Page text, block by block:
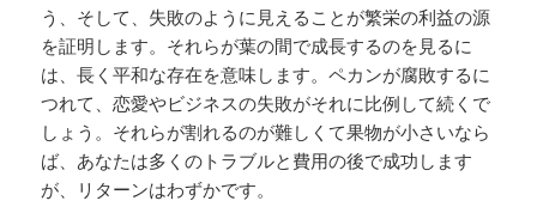
う、そして、失敗のように見えることが繁栄の利益の源
を証明します。それらが葉の間で成長するのを見るに
は、長く平和な存在を意味します。ペカンが腐敗するに
つれて、恋愛やビジネスの失敗がそれに比例して続くで
しょう。それらが割れるのが難しくて果物が小さいなら
ば、あなたは多くのトラブルと費用の後で成功します
が、リターンはわずかです。